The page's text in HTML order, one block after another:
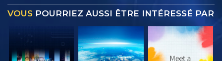
VOUS POURRIEZ AUSSI ÊTRE INTÉRESSÉ PAR